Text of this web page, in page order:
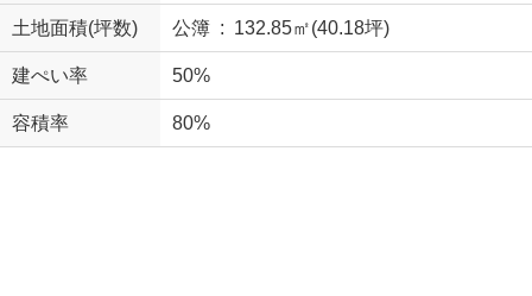
土地面積(坪数) 公簿 : 132.85㎡(40.18坪)
建ぺい率 50%
容積率 80%